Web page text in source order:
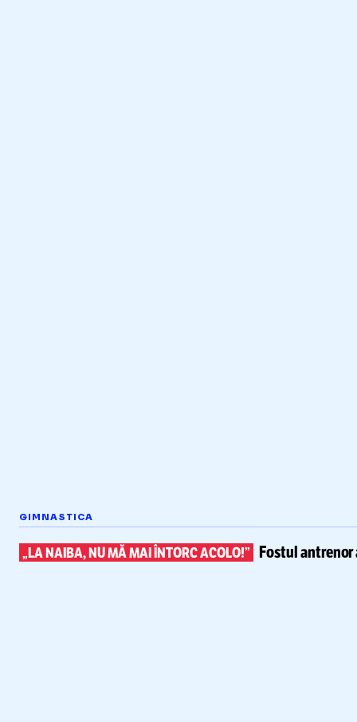
GIMNASTICA
„LA NAIBA, NU MĂ MAI ÎNTORC ACOLO!” Fostul